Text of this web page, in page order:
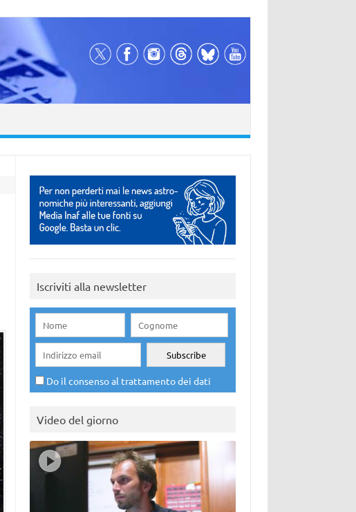
Iscriviti alla newsletter
Do il consenso al trattamento dei dati
Video del giorno